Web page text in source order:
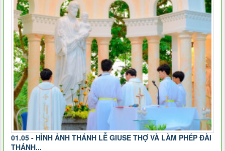
01.05 - HÌNH ẢNH THÁNH LỄ GIUSE THỢ VÀ LÀM PHÉP ĐÀI
THÁNH...